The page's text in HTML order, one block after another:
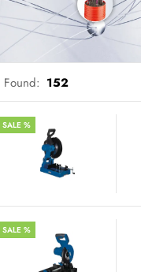
Found: 152
SALE %
SALE %